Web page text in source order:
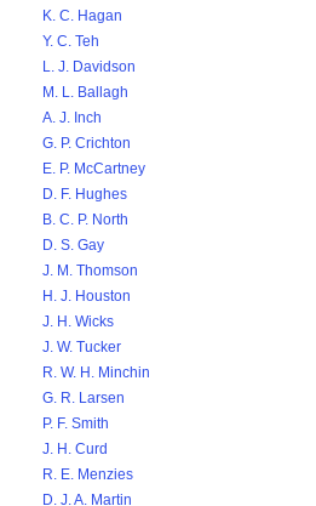
K. C. Hagan
Y. C. Teh
L. J. Davidson
M. L. Ballagh
A. J. Inch
G. P. Crichton
E. P. McCartney
D. F. Hughes
B. C. P. North
D. S. Gay
J. M. Thomson
H. J. Houston
J. H. Wicks
J. W. Tucker
R. W. H. Minchin
G. R. Larsen
P. F. Smith
J. H. Curd
R. E. Menzies
D. J. A. Martin